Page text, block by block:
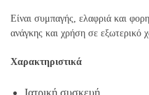
Είναι συμπαγής, ελαφριά και
ανάγκης και χρήση σε εξωτερικό
Χαρακτηριστικά
Ιατρική συσκευή